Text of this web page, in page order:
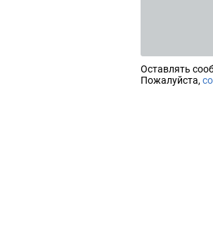
Оставлять
Пожалуйста,